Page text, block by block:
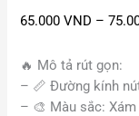
65.000VND –
🔥 Mô tả rút gọn:
– 📏 Đường kính
– 🎨 Màu sắc: